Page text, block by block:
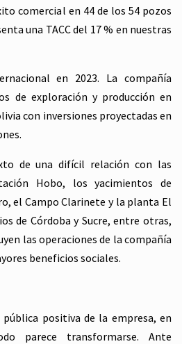
comercial en 44 de los 54 pozos
una TACC del 17 % en nuestras
en 2023. La compañía
de exploración y producción en
con inversiones proyectadas en
de una difícil relación con las
Hobo, los yacimientos de
el Campo Clarinete y la planta El
de Córdoba y Sucre, entre otras,
las operaciones de la compañía
beneficios sociales.
positiva de la empresa, en
parece transformarse. Ante